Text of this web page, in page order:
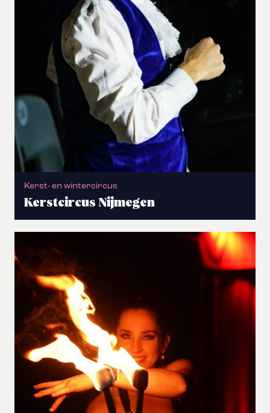
Kerst- en wintercircus
Kerstcircus Nijmegen